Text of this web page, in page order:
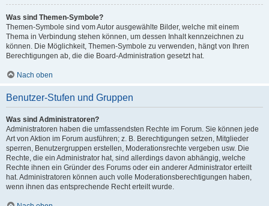
Was sind Themen-Symbole?
Themen-Symbole sind vom Autor ausgewählte Bilder, welche mit einem
Thema in Verbindung stehen können, um dessen Inhalt kennzeichnen zu
können. Die Möglichkeit, Themen-Symbole zu verwenden, hängt von Ihren
Berechtigungen ab, die die Board-Administration gesetzt hat.
Nach oben
Benutzer-Stufen und Gruppen
Was sind Administratoren?
Administratoren haben die umfassendsten Rechte im Forum. Sie können jede
Art von Aktion im Forum ausführen; z. B. Berechtigungen setzen, Mitglieder
sperren, Benutzergruppen erstellen, Moderationsrechte vergeben usw. Die
Rechte, die ein Administrator hat, sind allerdings davon abhängig, welche
Rechte ihnen ein Gründer des Forums oder ein anderer Administrator erteilt
hat. Administratoren können auch volle Moderationsberechtigungen haben,
wenn ihnen das entsprechende Recht erteilt wurde.